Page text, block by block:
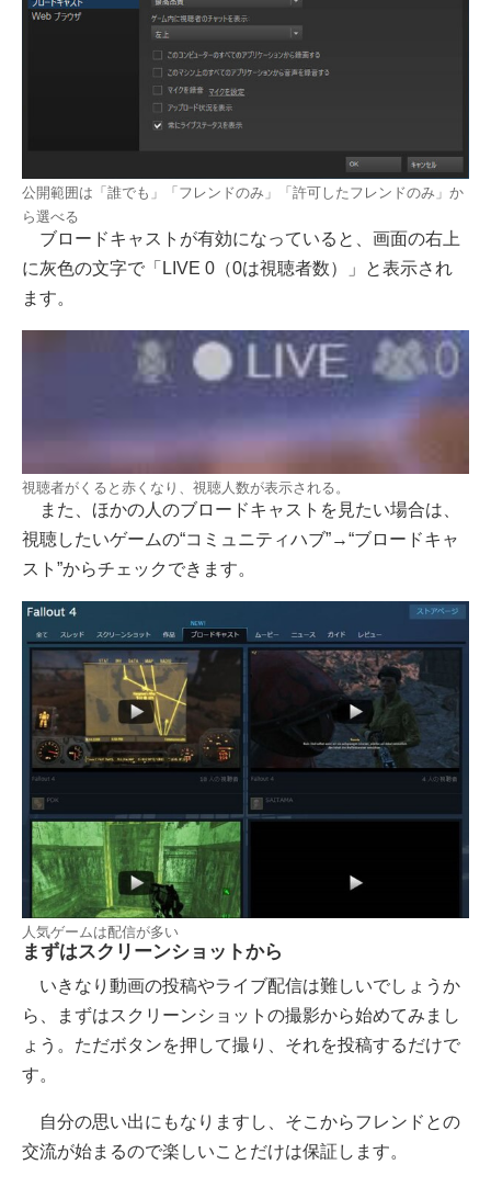
公開範囲は「誰でも」「フレンドのみ」「許可したフレンドのみ」か
ら選べる
ブロードキャストが有効になっていると、画面の右上
に灰色の文字で「LIVE 0（0は視聴者数）」と表示され
ます。
視聴者がくると赤くなり、視聴人数が表示される。
また、ほかの人のブロードキャストを見たい場合は、
視聴したいゲームの“コミュニティハブ”→“ブロードキャ
スト”からチェックできます。
人気ゲームは配信が多い
まずはスクリーンショットから
いきなり動画の投稿やライブ配信は難しいでしょうか
ら、まずはスクリーンショットの撮影から始めてみまし
ょう。ただボタンを押して撮り、それを投稿するだけで
す。
自分の思い出にもなりますし、そこからフレンドとの
交流が始まるので楽しいことだけは保証します。